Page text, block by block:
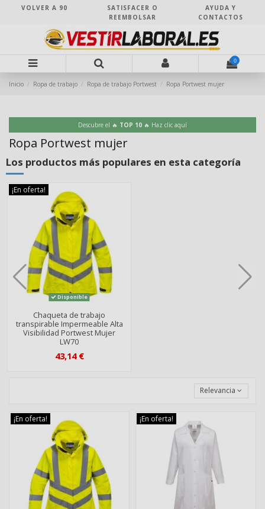
VOLVER A 90
SATISFACER O
REEMBOLSAR
AYUDA Y
CONTACTOS
0
Inicio Ropa de trabajo Ropa de trabajo Portwest Ropa Portwest mujer
Descubre el 🔥 TOP 10 🔥 Haz clic aquí
Ropa Portwest mujer
Los productos más populares en esta categoría
¡En oferta!
Disponible
Chaqueta de trabajo
transpirable Impermeable Alta
Visibilidad Portwest Mujer
LW70
43,14 €
Relevancia
¡En oferta! ¡En oferta!